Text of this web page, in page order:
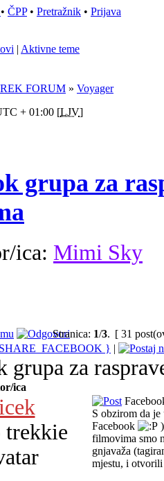
• ČPP• Pretražnik • Prijava
| Aktivne teme
FORUM » Voyager
+ 01:00 [LJV]
grupa za
ica: Mimi Sky
Stranica: 1/3. [ 31
|
grupa za
ica
trekkie
S obzirom da
Facebook
filmovima smo
gnjavaža
mjestu, i